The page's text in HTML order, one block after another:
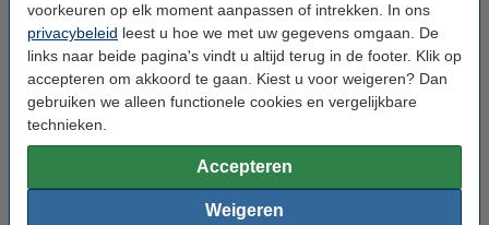
voorkeuren op elk moment aanpassen of intrekken. In ons
privacybeleid leest u hoe we met uw gegevens omgaan. De
links naar beide pagina's vindt u altijd terug in de footer. Klik op
accepteren om akkoord te gaan. Kiest u voor weigeren? Dan
gebruiken we alleen functionele cookies en vergelijkbare
technieken.
Accepteren
Weigeren
Bekijk de specificaties en omschrijving
Prijs per ml
€ 4,77
Bestellen
Niet meer in productie, dus niet meer leverbaar.
Bespaar63,6%op uw inkt (zonder kwaliteitsverlies)!
Bespaar op uw afdrukkosten. Én met6 ml meer